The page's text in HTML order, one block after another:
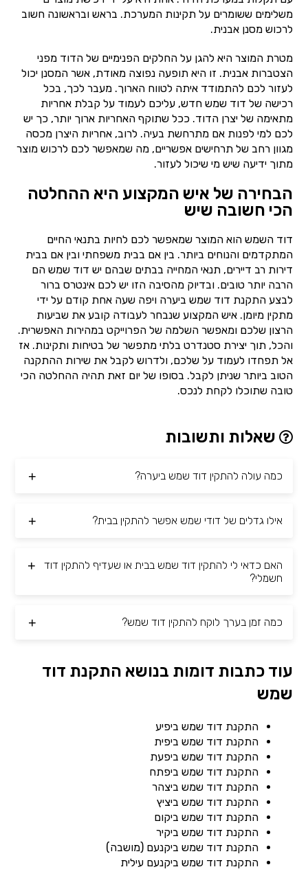
משלימים ששומרים על תקינות המערכת. בראש ובראשונה חשוב
לרכוש מסנן אבנית.
מטרת המוצר היא להגן על החלקים הפנימיים של הדוד מפני
הצטברות אבנית. זו היא תופעה נפוצה מאודת, אשר המסנן יכול
לעזור לכם להתמודד איתה לטווח הארוך. מעבר לכך, בכל
רכישה של דוד שמש חדש, עליכם לעמוד על קבלת אחריות
מתאימה של יצרן הדוד. ככל שתוקף האחריות ארוך יותר, כך יש
לכם למי לפנות אם מתרחשת בעיה. לרוב, אחריות היצרן מכסה
מגוון רחב של תרחישים אפשריים, מה שמאפשר לכם לרכוש מוצר
מתוך ידיעה שיש מי שיכול לעזור.
הבחירה של איש המקצוע היא ההחלטה
הכי חשובה שיש
דוד השמש הוא המוצר שמאפשר לכם לחיות בתנאי החיים
המתקדמים והנוחים ביותר. בין אם בבית משפחתי ובין אם בבית
דירות רב דיירים, תנאי המחייה בבתים שבהם יש דוד שמש הם
הרבה יותר טובים. ובדיוק מהסיבה הזו יש לכם אינטרס ברור
לבצע התקנת דוד שמש ביערה ויפה שעה אחת קודם על ידי
מתקין מיומן. איש המקצוע שנבחר לעבודה קובע את שביעות
הרצון שלכם ומאפשר השלמה של הפרוייקט במהירות האפשרית.
והכל, תוך יצירת סטנדרט בלתי מתפשר של בטיחות ותקינות. אז
אל תפחדו לעמוד על שלכם, ולדרוש לקבל את שירות ההתקנה
הטוב ביותר שניתן לקבל. בסופו של יום זאת תהיה ההחלטה הכי
טובה שתוכלו לקחת לנכס.
שאלות ותשובות
כמה עולה להתקין דוד שמש ביערה?
אילו גדלים של דודי שמש אפשר להתקין בבית?
האם כדאי לי להתקין דוד שמש בבית או שעדיף להתקין דוד
חשמלי?
כמה זמן בערך לוקח להתקין דוד שמש?
עוד כתבות דומות בנושא התקנת דוד
שמש
התקנת דוד שמש ביפיע
התקנת דוד שמש ביפית
התקנת דוד שמש ביפעת
התקנת דוד שמש ביפתח
התקנת דוד שמש ביצהר
התקנת דוד שמש ביציץ
התקנת דוד שמש ביקום
התקנת דוד שמש ביקיר
התקנת דוד שמש ביקנעם (מושבה)
התקנת דוד שמש ביקנעם עילית